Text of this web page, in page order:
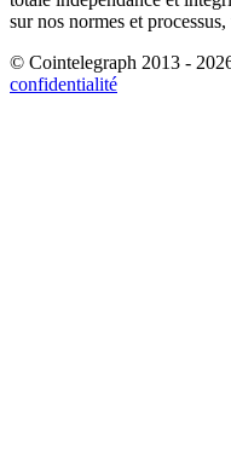
sur nos normes et
© Cointelegraph 2013 -
confidentialité